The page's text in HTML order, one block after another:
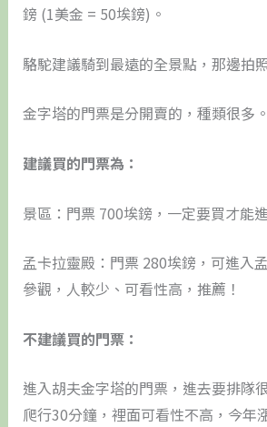
鎊 (1美金 = 50埃鎊)。
駱駝建議騎到最遠的全景點，那邊拍
金字塔的門票是分開賣的，種類很多。
建議買的門票為：
景區：門票 700埃鎊，一定要買才能
孟卡拉靈殿：門票 280埃鎊，可進入
參觀，人較少、可看性高，推薦！
不建議買的門票：
進入胡夫金字塔的門票，進去要排隊
爬行30分鐘，裡面可看性不高，今年